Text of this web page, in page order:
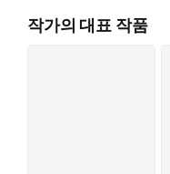
작가의 대표 작품